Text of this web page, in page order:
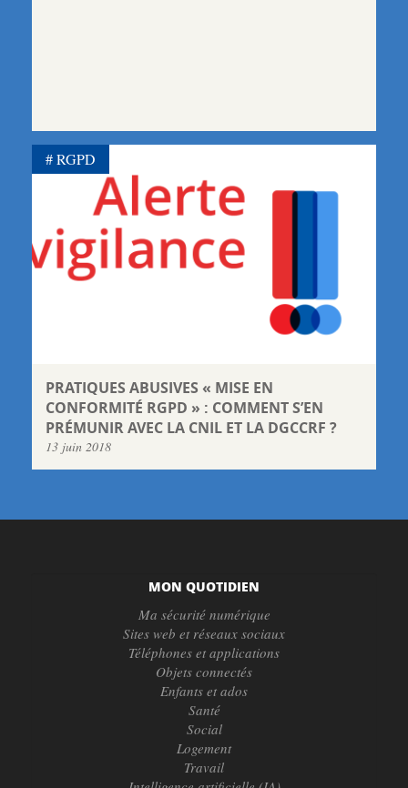
PRATIQUES ABUSIVES « MISE EN
CONFORMITÉ RGPD » : COMMENT S’EN
PRÉMUNIR AVEC LA CNIL ET LA DGCCRF ?
13 juin 2018
RGPD
MON QUOTIDIEN
Ma sécurité numérique
Sites web et réseaux sociaux
Téléphones et applications
Objets connectés
Enfants et ados
Santé
Social
Logement
Travail